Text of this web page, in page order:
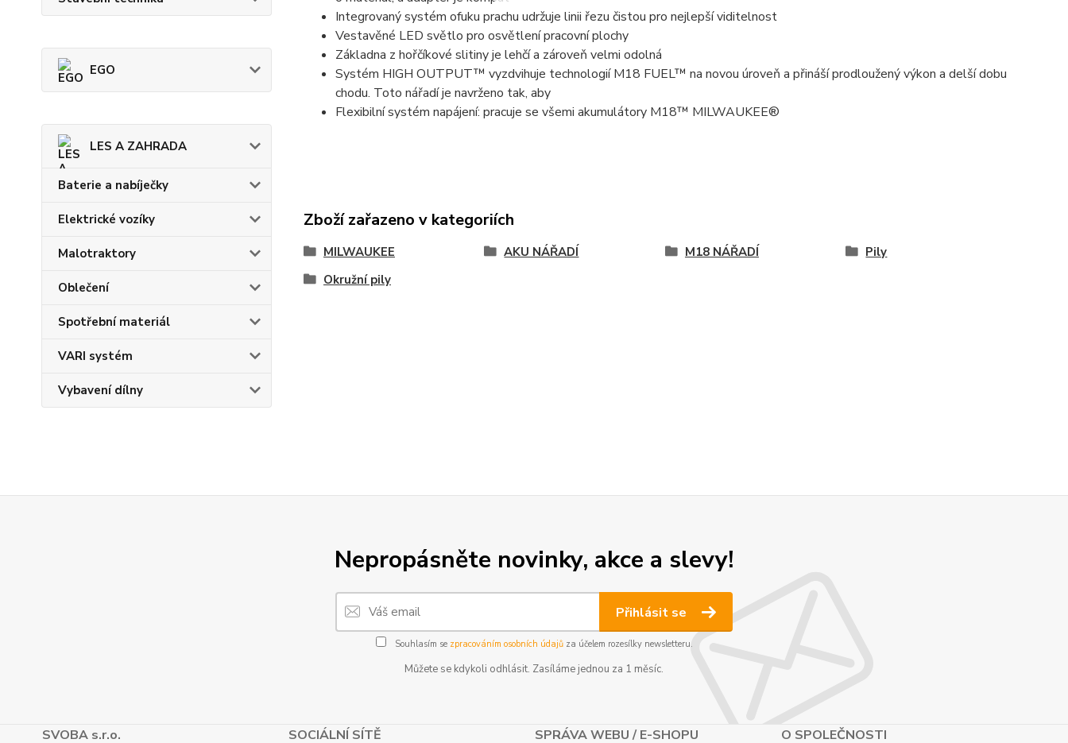
EGO
LES A ZAHRADA
Baterie a nabíječky
Elektrické vozíky
Malotraktory
Oblečení
Spotřební materiál
VARI systém
Vybavení dílny
Integrovaný systém ofuku prachu udržuje linii řezu čistou pro nejlepší viditelnost
Vestavěné LED světlo pro osvětlení pracovní plochy
Základna z hořčíkové slitiny je lehčí a zároveň velmi odolná
Systém HIGH OUTPUT™ vyzdvihuje technologií M18 FUEL™ na novou úroveň a přináší prodloužený výkon a delší dobu
chodu. Toto nářadí je navrženo tak, aby
Flexibilní systém napájení: pracuje se všemi akumulátory M18™ MILWAUKEE®
Zboží zařazeno v kategoriích
MILWAUKEE AKU NÁŘADÍ M18 NÁŘADÍ
Pily
Okružní pily
Nepropásněte novinky, akce a slevy!
Přihlásit se
Souhlasím se zpracováním osobních údajůza účelem rozesílky newsletteru.
Můžete se kdykoli odhlásit. Zasíláme jednou za 1 měsíc.
SVOBA s.r.o. SOCIÁLNÍ SÍTĚ SPRÁVA WEBU / E-SHOPU O SPOLEČNOSTI